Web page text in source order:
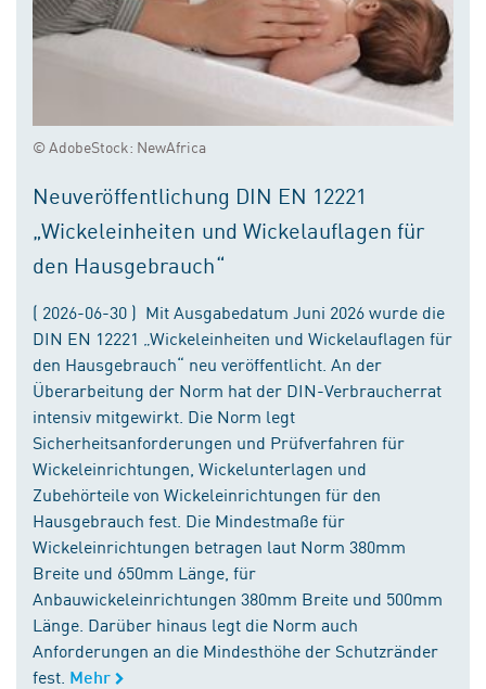
© AdobeStock: NewAfrica
Neuveröffentlichung DIN EN 12221
„Wickeleinheiten und Wickelauflagen für
den Hausgebrauch“
( 2026-06-30 ) Mit Ausgabedatum Juni 2026 wurde die
DIN EN 12221 „Wickeleinheiten und Wickelauflagen für
den Hausgebrauch“ neu veröffentlicht. An der
Überarbeitung der Norm hat der DIN-Verbraucherrat
intensiv mitgewirkt. Die Norm legt
Sicherheitsanforderungen und Prüfverfahren für
Wickeleinrichtungen, Wickelunterlagen und
Zubehörteile von Wickeleinrichtungen für den
Hausgebrauch fest. Die Mindestmaße für
Wickeleinrichtungen betragen laut Norm 380mm
Breite und 650mm Länge, für
Anbauwickeleinrichtungen 380mm Breite und 500mm
Länge. Darüber hinaus legt die Norm auch
Anforderungen an die Mindesthöhe der Schutzränder
fest. Mehr